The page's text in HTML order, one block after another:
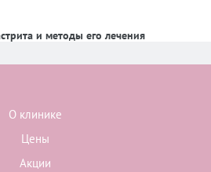
и методы его лечения
О клинике
Цены
Акции